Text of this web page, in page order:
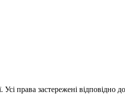
права застережені відповідно